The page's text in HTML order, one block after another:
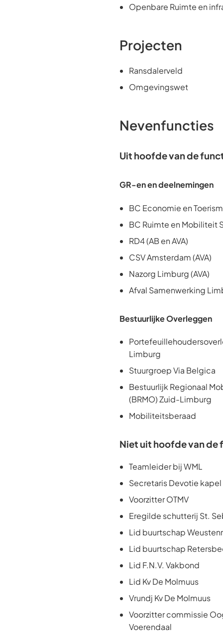
Openbare Ruimte en
Projecten
Ransdalerveld
Omgevingswet
Nevenfuncties
Uit hoofde van de
GR-en en deelnemingen
BC Economie en
BC Ruimte en Mobiliteit
RD4 (AB en AVA)
CSV Amsterdam (AVA)
Nazorg Limburg (AVA)
Afval Samenwerking
Bestuurlijke Overleggen
Limburg
Stuurgroep Via Belgica
Bestuurlijk Regionaal
(BRMO) Zuid-Limburg
Mobiliteitsberaad
Niet uit hoofde van de
Teamleider bij WML
Secretaris Devotie kapel
Voorzitter OTMV
Eregilde schutterij St.
Lid buurtschap
Lid buurtschap
Lid F.N.V. Vakbond
Lid Kv De Molmuus
Vrundj Kv De Molmuus
Voorzitter commissie
Voerendaal